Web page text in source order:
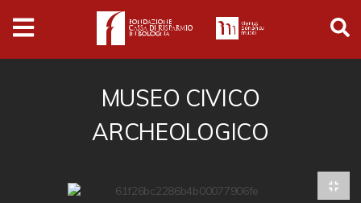
Archivio
Ferrari
Archivio Digitale
Cronaca e società
Arte e cultura
MUSEO CIVICO
ARCHEOLOGICO